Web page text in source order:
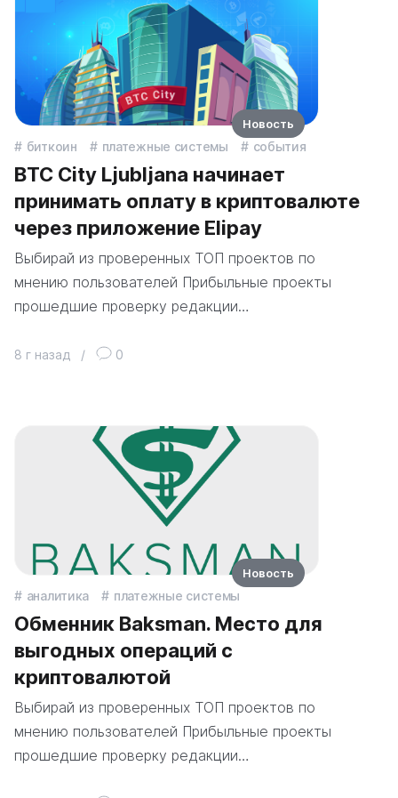
биткоин платежные системы события
BTC City Ljubljana начинает
принимать оплату в криптовалюте
через приложение Elipay
Выбирай из проверенных ТОП проектов по
мнению пользователей Прибыльные проекты
прошедшие проверку редакции…
8 г назад / 0
Новость
аналитика платежные системы
Обменник Baksman. Место для
выгодных операций с
криптовалютой
Выбирай из проверенных ТОП проектов по
мнению пользователей Прибыльные проекты
прошедшие проверку редакции…
Новость